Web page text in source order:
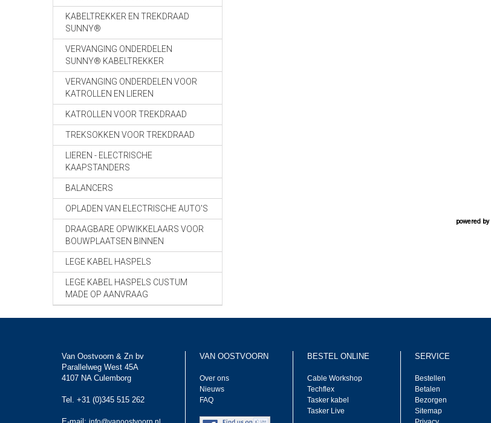
KABELTREKKER EN TREKDRAAD
SUNNY®
VERVANGING ONDERDELEN
SUNNY® KABELTREKKER
VERVANGING ONDERDELEN VOOR
KATROLLEN EN LIEREN
KATROLLEN VOOR TREKDRAAD
TREKSOKKEN VOOR TREKDRAAD
LIEREN - ELECTRISCHE
KAAPSTANDERS
BALANCERS
OPLADEN VAN ELECTRISCHE AUTO'S
DRAAGBARE OPWIKKELAARS VOOR
BOUWPLAATSEN BINNEN
LEGE KABEL HASPELS
LEGE KABEL HASPELS CUSTUM
MADE OP AANVRAAG
powered by
Van Oostvoorn & Zn bv
Parallelweg West 45A
4107 NA Culemborg
Tel. +31 (0)345 515 262
VAN OOSTVOORN
Over ons
Nieuws
FAQ
BESTEL ONLINE
Cable Workshop
Techflex
Tasker kabel
Tasker Live
SERVICE
Bestellen
Betalen
Bezorgen
Sitemap